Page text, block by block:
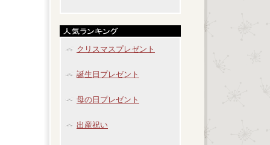
クリスマスプレゼント
誕生日プレゼント
母の日プレゼント
出産祝い